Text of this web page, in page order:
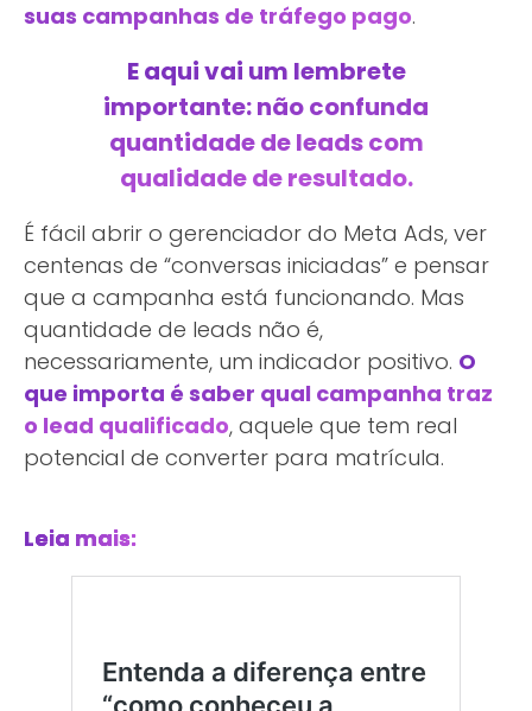
suas campanhas de tráfego pago.
E aqui vai um lembrete
importante: não confunda
quantidade de leads com
qualidade de resultado.
É fácil abrir o gerenciador do Meta Ads, ver
centenas de “conversas iniciadas” e pensar
que a campanha está funcionando. Mas
quantidade de leads não é,
necessariamente, um indicador positivo. O
que importa é saber qual campanha traz
o lead qualificado, aquele que tem real
potencial de converter para matrícula.
Leia mais: